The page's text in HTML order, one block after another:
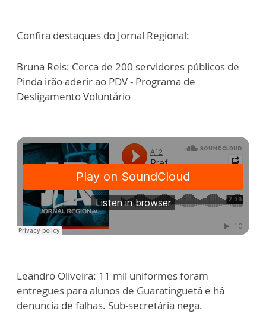
Confira destaques do Jornal Regional:
Bruna Reis: Cerca de 200 servidores públicos de
Pinda irão aderir ao PDV - Programa de
Desligamento Voluntário
Leandro Oliveira: 11 mil uniformes foram
entregues para alunos de Guaratinguetá e há
denuncia de falhas. Sub-secretária nega.